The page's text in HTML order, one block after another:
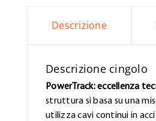
Descrizione
Descrizione cingolo
PowerTrack: eccellenza
struttura si basa su una
utilizza cavi continui in